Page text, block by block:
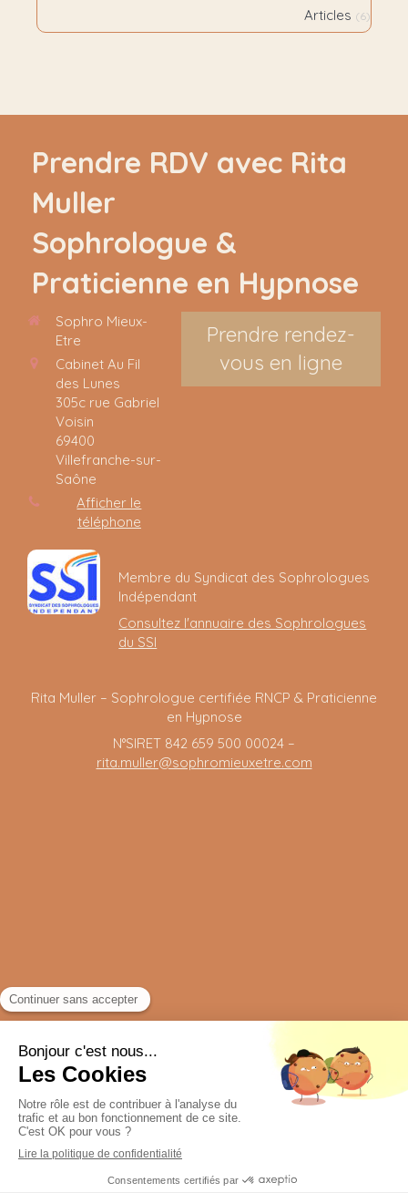
Articles (6)
Prendre RDV avec Rita
Muller
Sophrologue &
Praticienne en Hypnose
Sophro Mieux-
Etre
Cabinet Au Fil
des Lunes
305c rue Gabriel
Voisin
69400
Villefranche-sur-
Saône
Afficher le
téléphone
Prendre rendez-
vous en ligne
Membre du Syndicat des Sophrologues
Indépendant
Consultez l'annuaire des Sophrologues
du SSI
Rita Muller – Sophrologue certifiée RNCP & Praticienne
en Hypnose
N°SIRET 842 659 500 00024 –
rita.muller@sophromieuxetre.com
Plan du site
Création et référencement du site par Simplébo